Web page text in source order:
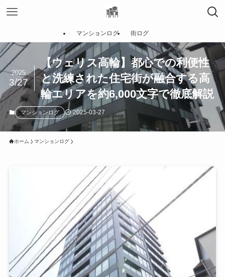
マンションログ 街ログ
【ウェリス高輪】都心での利便性
と洗練された住宅街が融合する高
輪エリアを約6,000文字で徹底解説
2025
3/27
マンションログ 2025-03-27
ホーム マンションログ